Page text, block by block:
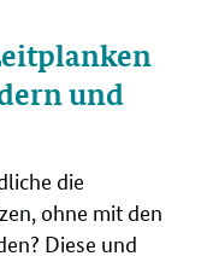
und
die
ohne mit den
Diese und